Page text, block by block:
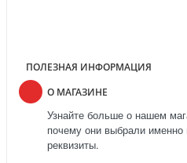
ПОЛЕЗНАЯ ИНФОРМАЦИЯ
О МАГАЗИНЕ
Узнайте больше о нашем
почему они выбрали
реквизиты.